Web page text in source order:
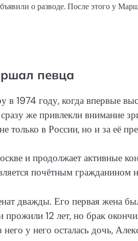
о разводе. После этого у
певца
1974 году, когда впервые
же привлекли внимание
только в России, но и за её
и продолжает активные
почётным гражданином
дважды. Его первая жена
12 лет, но брак
у него осталась дочь,